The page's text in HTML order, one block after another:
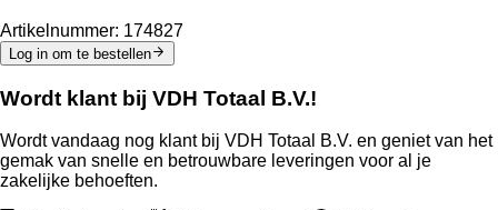
Artikelnummer: 174827
Log in om te bestellen
Wordt klant bij VDH Totaal B.V.!
Wordt vandaag nog klant bij VDH Totaal B.V. en geniet van het
gemak van snelle en betrouwbare leveringen voor al je
zakelijke behoeften.